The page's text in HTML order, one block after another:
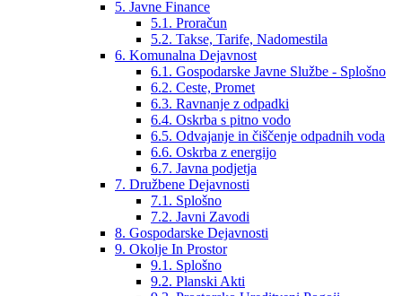
5. Javne Finance
5.1. Proračun
5.2. Takse, Tarife, Nadomestila
6. Komunalna Dejavnost
6.1. Gospodarske Javne Službe - Splošno
6.2. Ceste, Promet
6.3. Ravnanje z odpadki
6.4. Oskrba s pitno vodo
6.5. Odvajanje in čiščenje odpadnih voda
6.6. Oskrba z energijo
6.7. Javna podjetja
7. Družbene Dejavnosti
7.1. Splošno
7.2. Javni Zavodi
8. Gospodarske Dejavnosti
9. Okolje In Prostor
9.1. Splošno
9.2. Planski Akti